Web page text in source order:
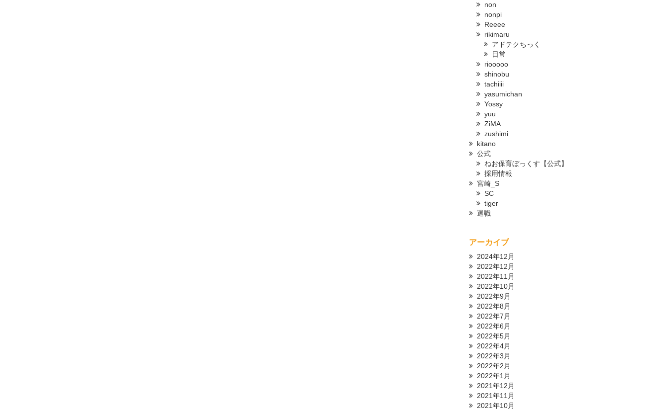
non
nonpi
Reeee
rikimaru
アドテクちっく
日常
riooooo
shinobu
tachiiii
yasumichan
Yossy
yuu
ZiMA
zushimi
kitano
公式
ねお保育ぼっくす【公式】
採用情報
宮崎_S
SC
tiger
退職
アーカイブ
2024年12月
2022年12月
2022年11月
2022年10月
2022年9月
2022年8月
2022年7月
2022年6月
2022年5月
2022年4月
2022年3月
2022年2月
2022年1月
2021年12月
2021年11月
2021年10月